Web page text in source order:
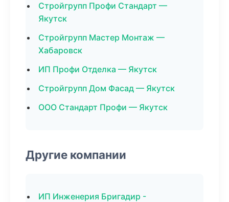
Стройгрупп Профи Стандарт —
Якутск
Стройгрупп Мастер Монтаж —
Хабаровск
ИП Профи Отделка — Якутск
Стройгрупп Дом Фасад — Якутск
ООО Стандарт Профи — Якутск
Другие компании
ИП Инженерия Бригадир -